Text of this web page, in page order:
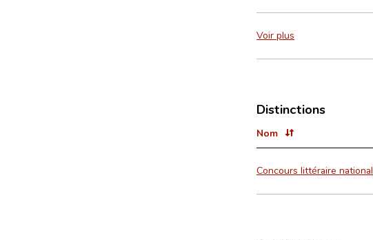
Voir plus
Distinctions
Nom
Concours littéraire national